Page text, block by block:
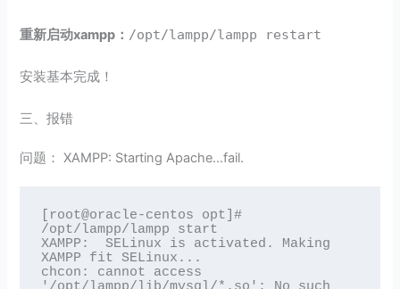
重新启动xampp： /opt/lampp/lampp restart
安装基本完成！
三、报错
问题： XAMPP: Starting Apache…fail.
[root@oracle-centos opt]#
/opt/lampp/lampp start
XAMPP:  SELinux is activated. Making
XAMPP fit SELinux...
chcon: cannot access
'/opt/lampp/lib/mysql/*.so': No such